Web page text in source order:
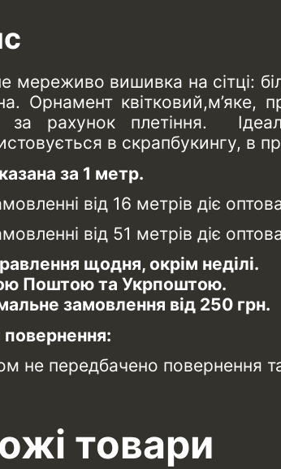
мереживо вишивка на сітці:
Орнамент
за рахунок плетіння.
в скрапбукингу, в
за 1 метр.
від 16 метрів діє
від 51 метрів діє
щодня, окрім неділі.
Поштою та Укрпоштою.
замовлення від 250 грн.
не передбачено повернення
товари